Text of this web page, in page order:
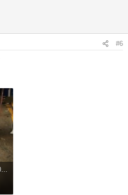
#6
6307F521-2C12-4395-86E6-E0CC547D57C9.jpeg